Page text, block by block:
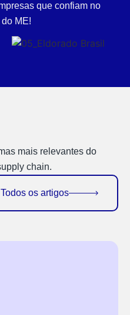
que confiam no
ME!
mais relevantes do
chain.
Todos os artigos